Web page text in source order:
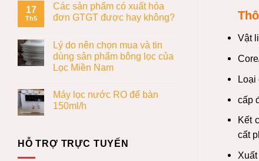
17
Th5
Các sản phẩm có xuất hóa
đơn GTGT được hay không?
Lý do nên chọn mua và tin
dùng sản phẩm bông lọc của
Lọc Miền Nam
Máy lọc nước RO để bàn
150ml/h
HỖ TRỢ TRỰC TUYẾN
Vật
Loại
cấp
Kết
cất